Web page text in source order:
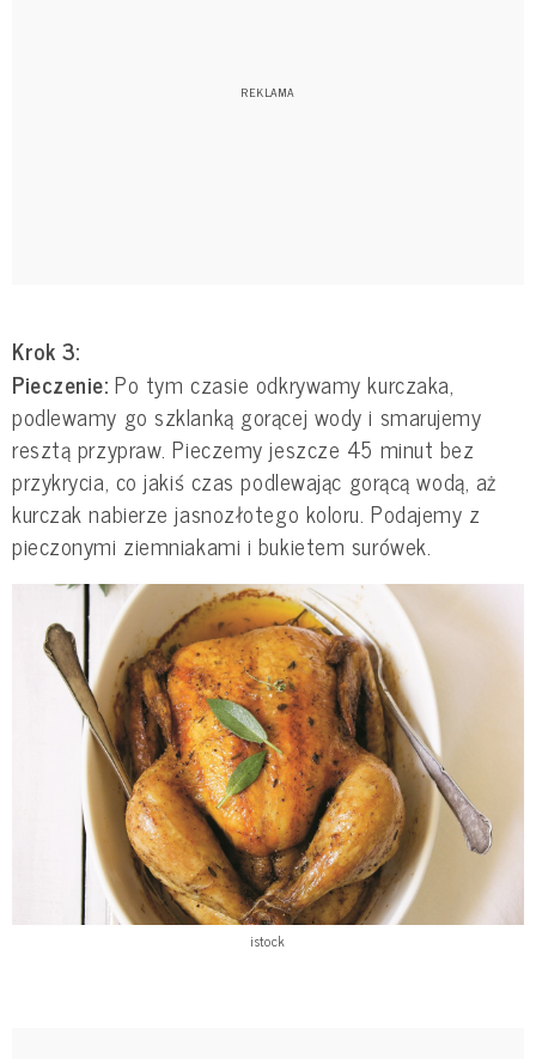
Krok 3:
Pieczenie:Po tym czasie odkrywamy kurczaka,
podlewamy go szklanką gorącej wody i smarujemy
resztą przypraw. Pieczemy jeszcze 45 minut bez
przykrycia, co jakiś czas podlewając gorącą wodą, aż
kurczak nabierze jasnozłotego koloru. Podajemy z
pieczonymi ziemniakami i bukietem surówek.
istock